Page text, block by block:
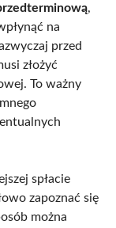
,
na
przed
złożyć
To ważny
spłacie
zapoznać się
można